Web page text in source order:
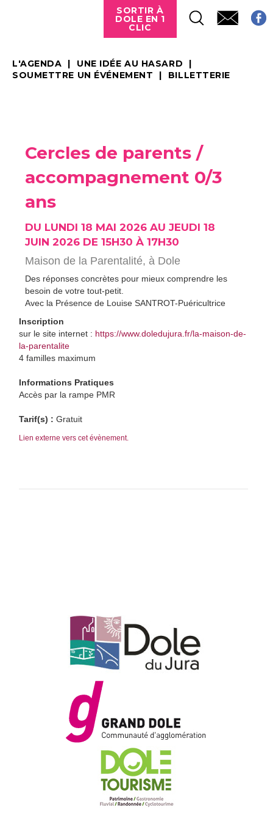
SORTIR À
DOLE EN 1
CLIC
L'AGENDA
UNE IDÉE AU HASARD
SOUMETTRE UN ÉVÉNEMENT
BILLETTERIE
Cercles de parents /
accompagnement 0/3
ans
DU LUNDI 18 MAI 2026 AU JEUDI 18
JUIN 2026 DE 15H30 À 17H30
Maison de la Parentalité, à Dole
Des réponses concrètes pour mieux comprendre les
besoin de votre tout-petit.
Avec la Présence de Louise SANTROT-Puéricultrice
Inscription
sur le site internet : https://www.doledujura.fr/la-maison-de-
la-parentalite
4 familles maximum
Informations Pratiques
Accès par la rampe PMR
Tarif(s) : Gratuit
Lien externe vers cet évènement.